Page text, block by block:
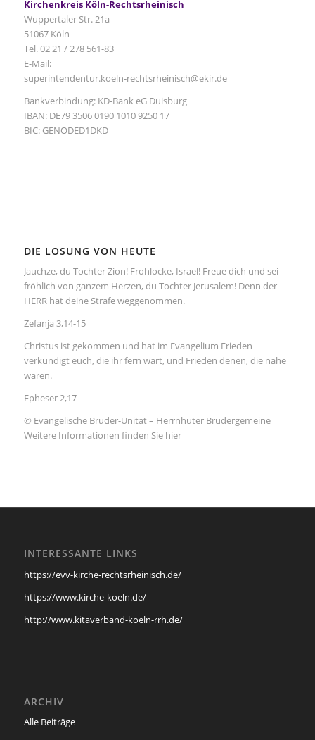
Kirchenkreis Köln-Rechtsrheinisch
Wuppertaler Str. 21a
51067 Köln
Tel. 02 21 / 278 561-83
E-Mail:
superintendentur.koeln-rechtsrheinisch@ekir.de
Bankverbindung: KD-Bank eG Duisburg
IBAN: DE79 3506 0190 1010 9250 17
BIC: GENODED1DKD
DIE LOSUNG VON HEUTE
Jauchze, du Tochter Zion! Frohlocke, Israel! Freue dich und sei
fröhlich von ganzem Herzen, du Tochter Jerusalem! Denn der
HERR hat deine Strafe weggenommen.
Zefanja 3,14-15
Christus ist gekommen und hat im Evangelium Frieden
verkündigt euch, die ihr fern wart, und Frieden denen, die nahe
waren.
Epheser 2,17
© Evangelische Brüder-Unität – Herrnhuter Brüdergemeine
Weitere Informationen finden Sie hier
INTERESSANTE LINKS
https://evv-kirche-rechtsrheinisch.de/
https://www.kirche-koeln.de/
http://www.kitaverband-koeln-rrh.de/
ARCHIV
Alle Beiträge